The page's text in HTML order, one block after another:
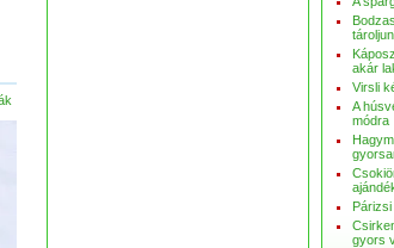
akár
Virsli
A
módra
gyors